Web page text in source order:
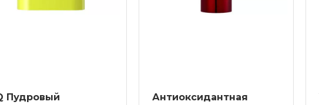
Пудровый
Антиоксидантная